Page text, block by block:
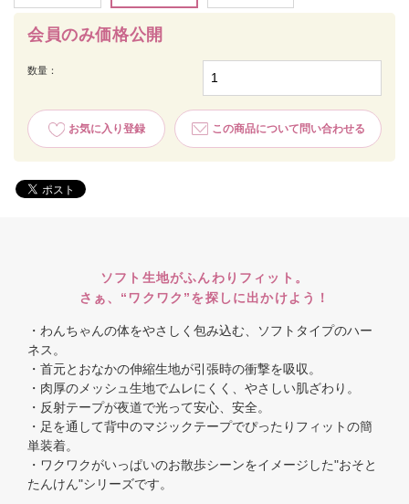
会員のみ価格公開
数量：
お気に入り登録 この商品について問い合わせる
ソフト生地がふんわりフィット。
さぁ、“ワクワク”を探しに出かけよう！
・わんちゃんの体をやさしく包み込む、ソフトタイプのハー
ネス。
・首元とおなかの伸縮生地が引張時の衝撃を吸収。
・肉厚のメッシュ生地でムレにくく、やさしい肌ざわり。
・反射テープが夜道で光って安心、安全。
・足を通して背中のマジックテープでぴったりフィットの簡
単装着。
・ワクワクがいっぱいのお散歩シーンをイメージした"おそと
たんけん"シリーズです。